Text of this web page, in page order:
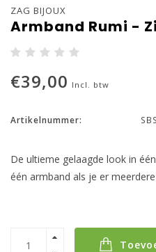
ZAG BIJOUX
Armband Rumi -
€39,00 Incl. btw
Artikelnummer:
De ultieme gelaagde look in
één armband als je er